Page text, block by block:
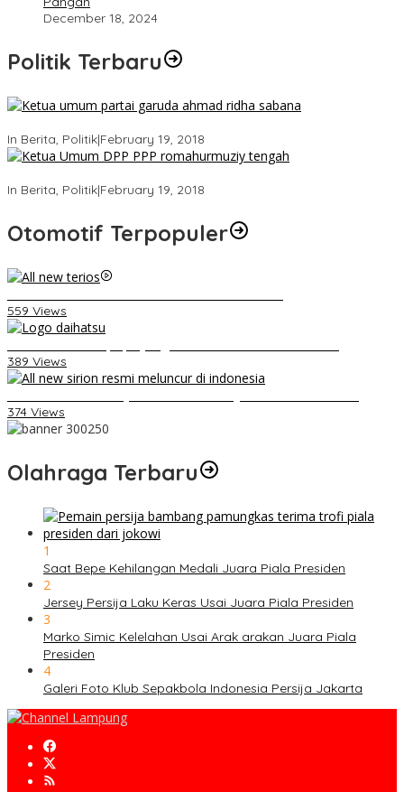
December 18, 2024
Politik Terbaru
In Berita, Politik|February 19, 2018
In Berita, Politik|February 19, 2018
Otomotif Terpopuler
559 Views
389 Views
374 Views
Olahraga Terbaru
1
Saat Bepe Kehilangan Medali Juara Piala Presiden
2
Jersey Persija Laku Keras Usai Juara Piala Presiden
3
Marko Simic Kelelahan Usai Arak arakan Juara Piala
Presiden
4
Galeri Foto Klub Sepakbola Indonesia Persija Jakarta